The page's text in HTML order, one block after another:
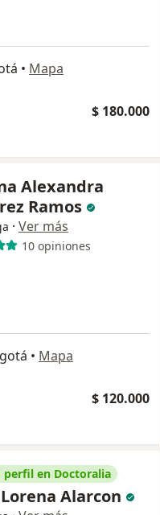
• Mapa
$ 180.000
Alexandra
Ramos
· Ver más
10 opiniones
• Mapa
$ 120.000
perfil en Doctoralia
Alarcon